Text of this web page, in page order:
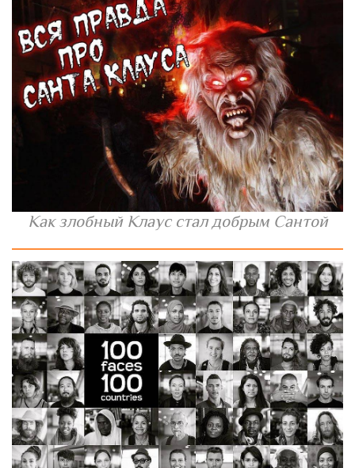
Как злобный Клаус стал добрым Сантой